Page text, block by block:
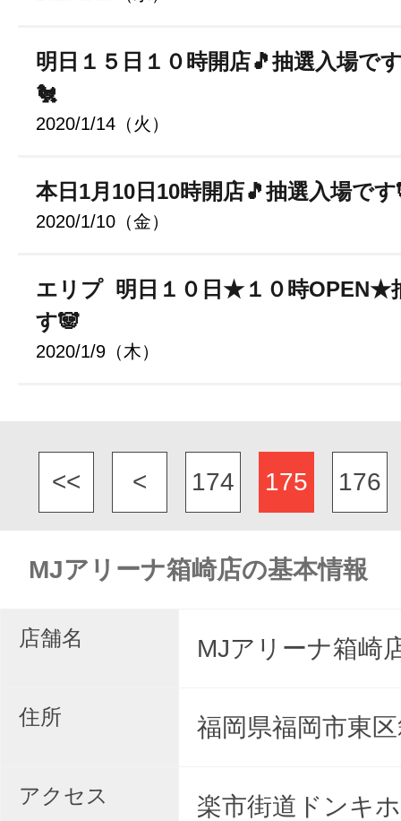
明日１５日１０時開店🎵抽選入場で
🐔
2020/1/14（火）
本日1月10日10時開店🎵抽選入場です
2020/1/10（金）
エリプ 明日１０日★１０時OPEN★
す🐼
2020/1/9（木）
<< < 174 175 176
MJアリーナ箱崎店の基本情報
店舗名 MJアリーナ箱崎
住所 福岡県福岡市東
アクセス 楽市街道ドンキ